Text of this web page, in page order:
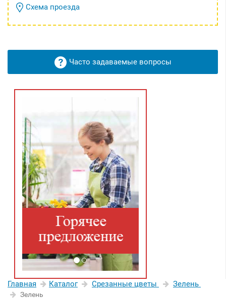
Схема проезда
Часто задаваемые вопросы
Главная Каталог Срезанные цветы Зелень
Зелень